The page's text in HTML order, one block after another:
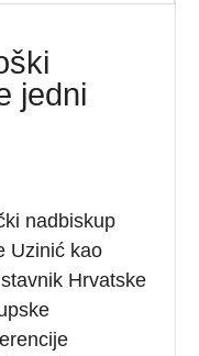
jedni
nadbiskup
Uzinić kao
Hrvatske